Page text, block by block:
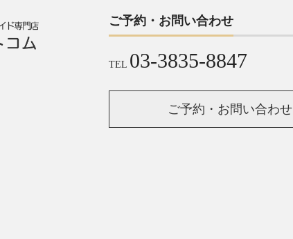
ご予約・お問い合わせ
TEL 03-3835-8847
ご予約・お問い合わせ